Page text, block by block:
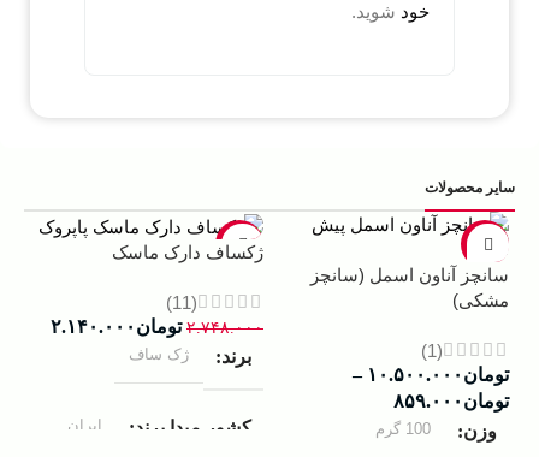
خود شوید.
سایر محصولات
-13%
سانچز آناون اسمل (سانچز
مشکی)
(1)
تومان ۱۰.۵۰۰.۰۰۰ –
تومان ۸۵۹.۰۰۰
وزن
100 گرم
-22%
ژکساف دارک ماسک
(11)
۲.۷۴۸.۰۰۰ تومان ۲.۱۴۰.۰۰۰
برند
ژک ساف
کشور مبدا برند ایران